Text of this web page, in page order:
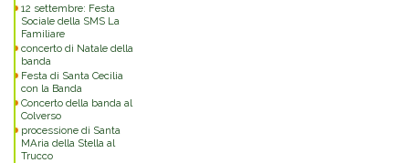
12 settembre: Festa
Sociale della SMS La
Familiare
concerto di Natale della
banda
Festa di Santa Cecilia
con la Banda
Concerto della banda al
Colverso
processione di Santa
MAria della Stella al
Trucco